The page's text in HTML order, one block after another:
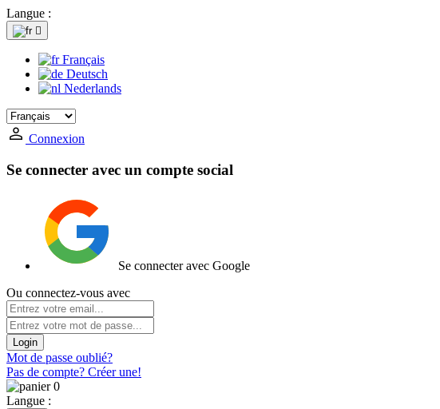
Langue :

Français
Deutsch
Nederlands
Connexion
Se connecter avec un compte social
Se connecter avec Google
Ou connectez-vous avec
Login
Mot de passe oublié?
Pas de compte? Créer une!
0
Langue :